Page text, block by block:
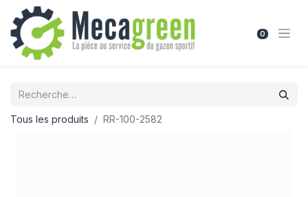
0
Tous les produits RR-100-2582